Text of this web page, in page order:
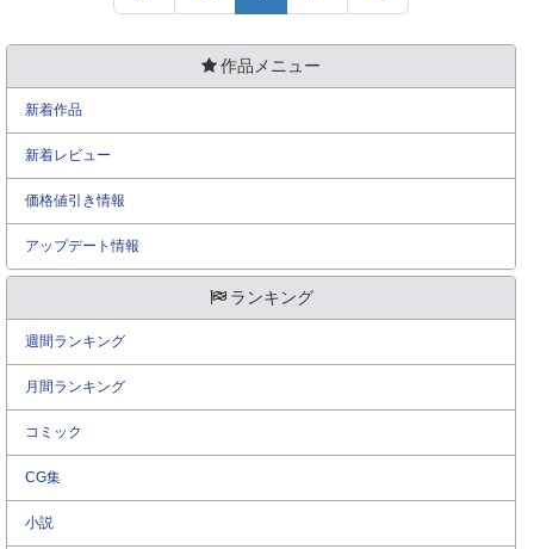
作品メニュー
新着作品
新着レビュー
価格値引き情報
アップデート情報
ランキング
週間ランキング
月間ランキング
コミック
CG集
小説